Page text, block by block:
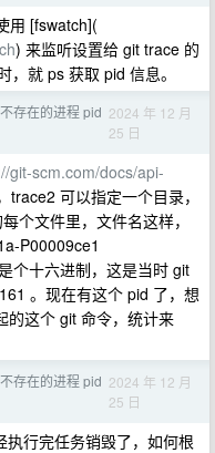
用 [fswatch](
) 来监听设置给 git trace 的
就 ps 获取 pid 信息。
存在的进程 pid 2024 年 12 月
25 日
git-scm.com/docs/api-
可以指定一个目录，
个文件里，文件名这样，
P00009ce1
个十六进制，这是当时 git
。现在有这个 pid 了，想
的这个 git 命令，统计来
存在的进程 pid 2024 年 12 月
25 日
行完任务销毁了，如何根